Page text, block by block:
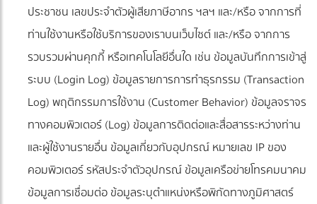
ประชาชน เลขประจำตัวผู้เสียภาษีอากร ฯลฯ และ/หรือ จากการที่
ท่านใช้งานหรือใช้บริการของเราบนเว็บไซต์ และ/หรือ จากการ
รวบรวมผ่านคุกกี้ หรือเทคโนโลยีอื่นใด เช่น ข้อมูลบันทึกการเข้าสู่
ระบบ (Login Log) ข้อมูลรายการการทำธุรกรรม (Transaction
Log) พฤติกรรมการใช้งาน (Customer Behavior) ข้อมูลจราจร
ทางคอมพิวเตอร์ (Log) ข้อมูลการติดต่อและสื่อสารระหว่างท่าน
และผู้ใช้งานรายอื่น ข้อมูลเกี่ยวกับอุปกรณ์ หมายเลข IP ของ
คอมพิวเตอร์ รหัสประจำตัวอุปกรณ์ ข้อมูลเครือข่ายโทรคมนาคม
ข้อมูลการเชื่อมต่อ ข้อมูลระบุตำแหน่งหรือพิกัดทางภูมิศาสตร์